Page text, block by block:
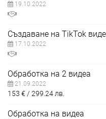
19.10.2022
Създаване на TikTok
17.10.2022
Обработка на 2 видеа
21.09.2022
153 € 299.24 лв.
Обработка на видеа